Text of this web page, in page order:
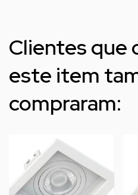
Clientes que
este item
compraram: